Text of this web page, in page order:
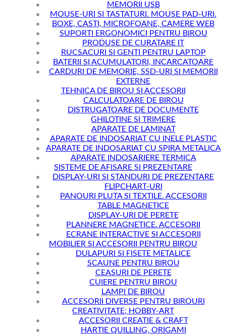
MEMORII USB
MOUSE-URI SI TASTATURI. MOUSE PAD-URI.
BOXE, CASTI, MICROFOANE, CAMERE WEB
SUPORTI ERGONOMICI PENTRU BIROU
PRODUSE DE CURATARE IT
RUCSACURI SI GENTI PENTRU LAPTOP
BATERII SI ACUMULATORI, INCARCATOARE
CARDURI DE MEMORIE, SSD-URI SI MEMORII
EXTERNE
TEHNICA DE BIROU SI ACCESORII
CALCULATOARE DE BIROU
DISTRUGATOARE DE DOCUMENTE
GHILOTINE SI TRIMERE
APARATE DE LAMINAT
APARATE DE INDOSARIAT CU INELE PLASTIC
APARATE DE INDOSARIAT CU SPIRA METALICA
APARATE INDOSARIERE TERMICA
SISTEME DE AFISARE SI PREZENTARE
DISPLAY-URI SI STANDURI DE PREZENTARE
FLIPCHART-URI
PANOURI PLUTA SI TEXTILE. ACCESORII
TABLE MAGNETICE
DISPLAY-URI DE PERETE
PLANNERE MAGNETICE. ACCESORII
ECRANE INTERACTIVE SI ACCESORII
MOBILIER SI ACCESORII PENTRU BIROU
DULAPURI SI FISETE METALICE
SCAUNE PENTRU BIROU
CEASURI DE PERETE
CUIERE PENTRU BIROU
LAMPI DE BIROU
ACCESORII DIVERSE PENTRU BIROURI
CREATIVITATE; HOBBY-ART
ACCESORII CREATIE & CRAFT
HARTIE QUILLING, ORIGAMI